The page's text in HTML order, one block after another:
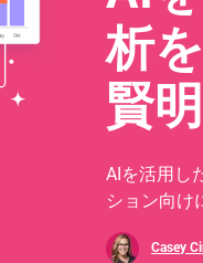
析
賢
AIを活用し
ション向け
Casey